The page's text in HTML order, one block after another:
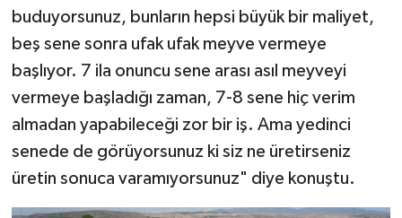
buduyorsunuz, bunların hepsi büyük bir maliyet,
beş sene sonra ufak ufak meyve vermeye
başlıyor. 7 ila onuncu sene arası asıl meyveyi
vermeye başladığı zaman, 7-8 sene hiç verim
almadan yapabileceği zor bir iş. Ama yedinci
senede de görüyorsunuz ki siz ne üretirseniz
üretin sonuca varamıyorsunuz" diye konuştu.